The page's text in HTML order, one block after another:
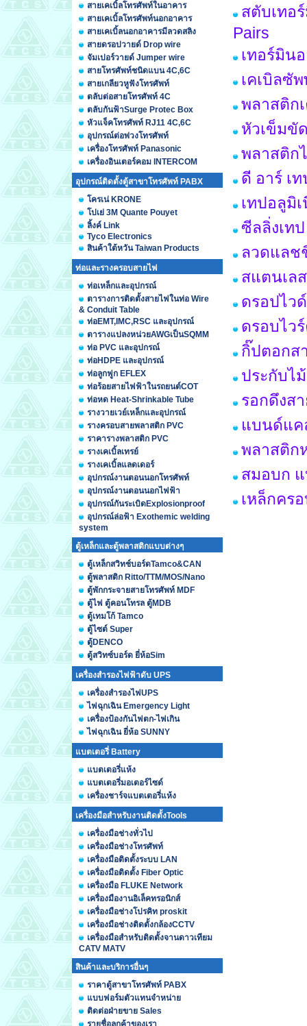
สายเคเบิ้ลโทรศัพท์ในอาคาร
สายเคเบิ้ลโทรศัพท์นอกอาคาร
สายเคเบิ้ลนอกอาคารมีลวดสลิง
สายดรอปวายด์ Drop wire
จัมเปอร์วายด์ Jumper wire
สายโทรศัพท์ชนิดแบน 4C,6C
สายเกลียวหูฟังโทรศัพท์
ตลับต่อสายโทรศัพท์ 4C
ตลับกันฟ้าSurge Protec Box
หัวแจ็คโทรศัพท์ RJ11 4C,6C
อุปกรณ์ต่อพ่วงโทรศัพท์
เครื่องโทรศัพท์ Panasonic
เครื่องอินเตอร์คอม INTERCOM
อุปกรณ์ติดตั้งตู้สาขาโทรศัพท์ PABX
โครเน่ KRONE
โปเย่ 3M Quante Pouyet
ลิ้งค์ Link
Tyco Electronics
สินค้าใต้หวัน Taiwan Products
ท่อและรางครอบสายไฟ
ท่อเหล็กและอุปกรณ์
ตารางการติดตั้งสายไฟในท่อ Wire
& Conduit Table
ท่อEMT,IMC,RSC และอุปกรณ์
ตารางแปลงหน่วยAWGเป็นSQMM
ท่อ PVC และอุปกรณ์
ท่อHDPE และอุปกรณ์
ท่อลูกฟูก EFLEX
ท่อร้อยสายไฟฟ้าในรถยนต์COT
ท่อหด Heat-Shrinkable Tube
รางวายเวย์เหล็กและอุปกรณ์
รางครอบสายพลาสติก PVC
ราคารางพลาสติก PVC
รางเคเบิ้ลเทรย์
รางเคเบิ้ลแลดเดอร์
อุปกรณ์งานตอนนอกโทรศัพท์
อุปกรณ์งานตอนนอกไฟฟ้า
อุปกรณ์กันระเบิดExplosionproof
อุปกรณ์ล่อฟ้า Exothemic welding
system
ตู้เหล็กและตู้พลาสติกแบบต่างๆ
ตู้เหล็กสวิทช์บอร์ดTamco&CAN
ตู้พลาสติก Ritto/TTM/MOS/Nano
ตู้พักกระจายสายโทรศัพท์ MDF
ตู้ไฟ ตู้คอนโทรล ตู้MDB
ตู้เทมโก้ Tamco
ตู้ไซต์ Super
ตู้DENCO
ตู้สวิทซ์บอร์ด ยี่ห้อSim
เครื่องสำรองไฟฟ้าดับ UPS
เครื่องสำรองไฟUPS
ไฟฉุกเฉิน Emergency Light
เครื่องป้องกันไฟตก-ไฟเกิน
ไฟฉุกเฉิน ยี่ห้อ SUNNY
แบตเตอรี่ Battery
แบตเตอรี่แห้ง
แบตเตอรี่มอเตอร์ไซด์
เครื่องชาร์จแบตเตอรี่แห้ง
เครื่องมือสำหรับงานติดตั้งTools
เครื่องมือช่างทั่วไป
เครื่องมือช่างโทรศัพท์
เครื่องมือติดตั้งระบบ LAN
เครื่องมือติดตั้ง Fiber Optic
เครื่องมือ FLUKE Network
เครื่องมืองานอิเล็คทรอนิกส์
เครื่องมือช่างโปรคิท proskit
เครื่องมือช่างติดตั้งกล้องCCTV
เครื่องมือสำหรับติดตั้งจานดาวเทียม
CATV MATV
สินค้าและบริการอื่นๆ
ราคาตู้สาขาโทรศัพท์ PABX
แบบฟอร์มตัวแทนจำหน่าย
ติดต่อฝ่ายขาย Sales
รายชื่อลูกค้าของเรา
สตับเทอ
Pairs
เทอร์มิน
เคเบิลซั
พลาสติก
หัวเข็มขั
พลาสติก
ดี อาร์ เ
เทปอลูมิ
ซีลลิ่งเท
ลวดแลช
สแตนเล
ดรอปไว
ดรอบไว
กิ๊ปตอกส
ประกับไ
รอกดึงส
แบนด์แค
พลาสติก
สมอบก แ
เหล็กคร